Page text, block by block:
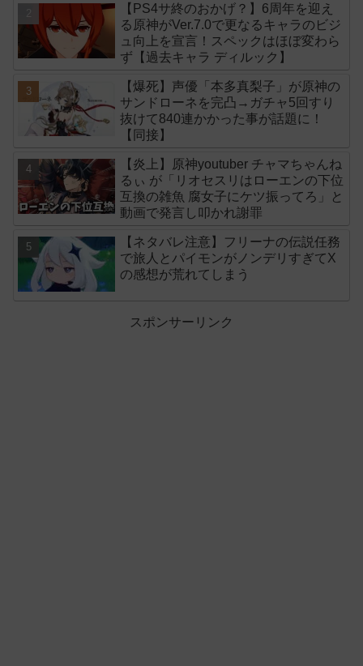
【PS4サ終のおかげ？】6周年を迎え
る原神がVer.7.0で更なるキャラのビジ
ュ向上を宣言！スペックはほぼ変わら
ず【過去キャラ ディルック】
【爆死】声優「本多真梨子」が原神の
サンドローネを完凸→ガチャ5回すり
抜けて840連かかった事が話題に！
【同接】
【炎上】原神youtuber チャマちゃんね
るぃ が「リオセスリはローエンの下位
互換の雑魚 腐女子にケツ振ってろ」と
動画で発言し叩かれ謝罪
【ネタバレ注意】フリーナの伝説任務
で旅人とパイモンがノンデリすぎてX
の感想が荒れてしまう
スポンサーリンク